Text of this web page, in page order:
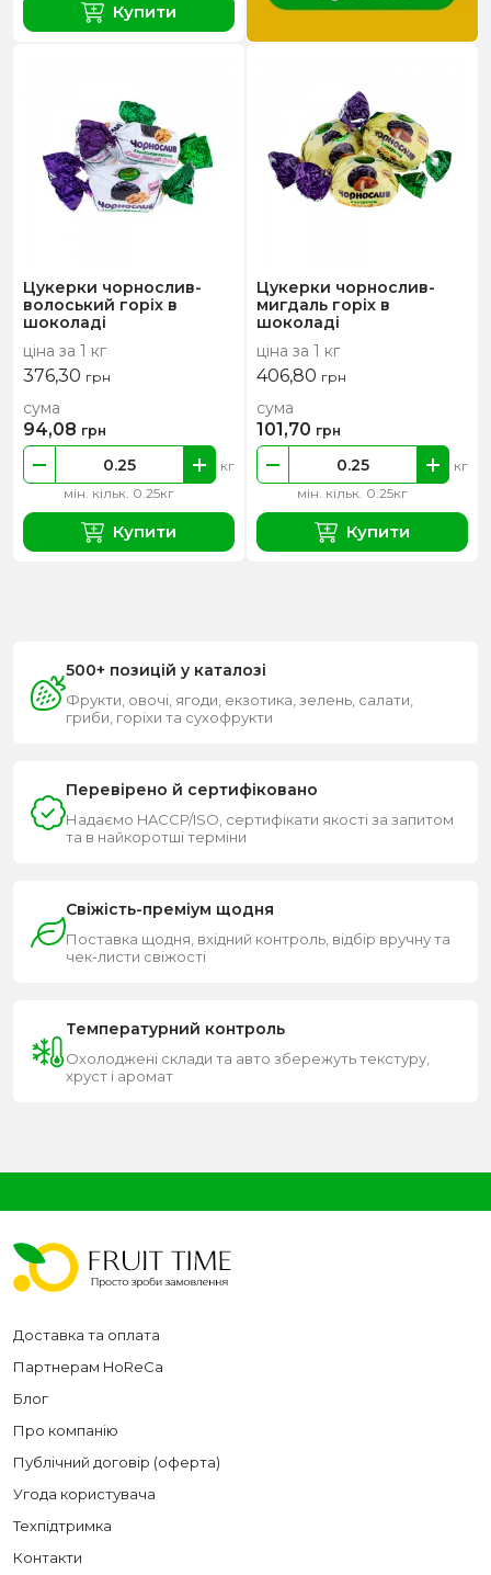
Купити
Цукерки чорнослив-
волоський горіх в
шоколаді
ціна за 1 кг
376,30 грн
мін. кільк. 0.25кг
кг
сума
94,08 грн
Купити
Цукерки чорнослив-
мигдаль горіх в
шоколаді
ціна за 1 кг
406,80 грн
мін. кільк. 0.25кг
кг
сума
101,70 грн
Купити
500+ позицій у каталозі
Фрукти, овочі, ягоди, екзотика, зелень, салати,
гриби, горіхи та сухофрукти
Перевірено й сертифіковано
Надаємо HACCP/ISO, сертифікати якості за запитом
та в найкоротші терміни
Свіжість-преміум щодня
Поставка щодня, вхідний контроль, відбір вручну та
чек-листи свіжості
Температурний контроль
Охолоджені склади та авто збережуть текстуру,
хруст і аромат
Доставка та оплата
Партнерам HoReCa
Блог
Про компанію
Публічний договір (оферта)
Угода користувача
Техпідтримка
Контакти